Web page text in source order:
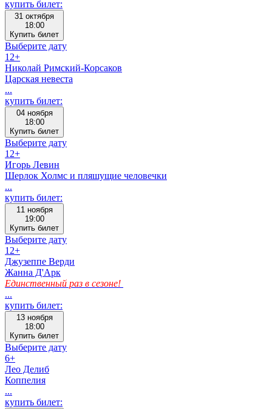
купить билет:
31 октября
18:00
Купить билет
Выберите дату
12+
Николай Римский-Корсаков
Царская невеста
...
купить билет:
04 ноября
18:00
Купить билет
Выберите дату
12+
Игорь Левин
Шерлок Холмс и пляшущие человечки
...
купить билет:
11 ноября
19:00
Купить билет
Выберите дату
12+
Джузеппе Верди
Жанна Д'Арк
Единственный раз в сезоне!
...
купить билет:
13 ноября
18:00
Купить билет
Выберите дату
6+
Лео Делиб
Коппелия
...
купить билет: